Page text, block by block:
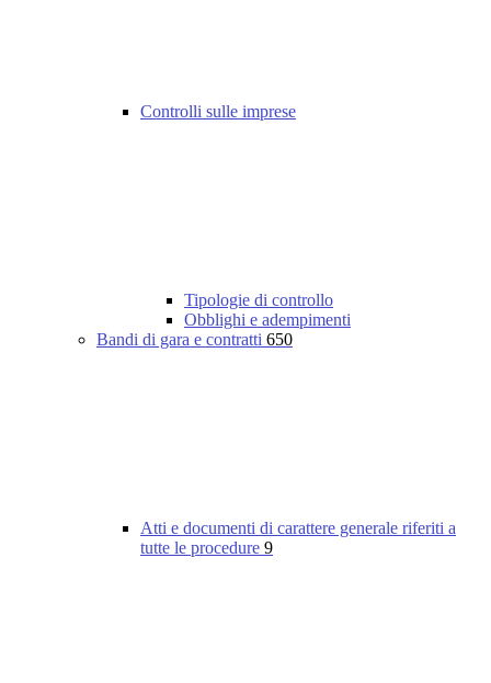
Controlli sulle imprese
Tipologie di controllo
Obblighi e adempimenti
Bandi di gara e contratti 650
Atti e documenti di carattere generale riferiti a
tutte le procedure 9